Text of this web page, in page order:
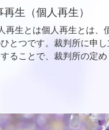
再生（個人再生）
再生とは個人再生とは、
とつです。裁判所に申
ることで、裁判所の定